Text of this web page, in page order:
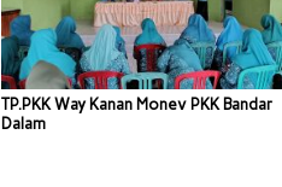
TP.PKK Way Kanan Monev PKK Bandar
Dalam